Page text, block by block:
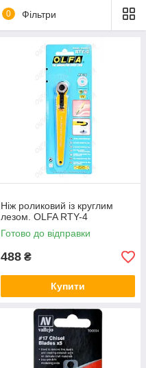
0 Фільтри
Ніж роликовий із круглим
лезом. OLFA RTY-4
Готово до відправки
488 ₴
Купити